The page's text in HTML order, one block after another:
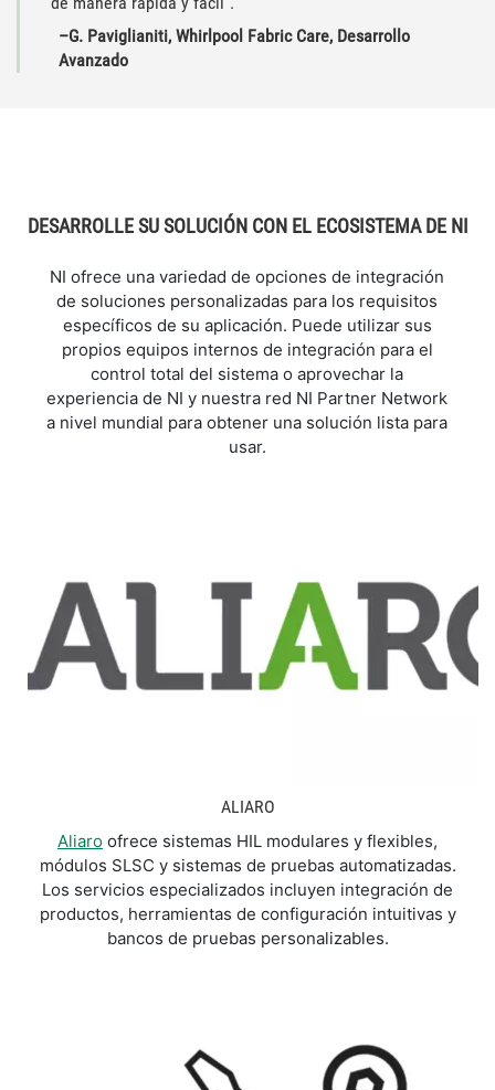
–G. Paviglianiti, Whirlpool Fabric Care, Desarrollo
Avanzado
DESARROLLE SU SOLUCIÓN CON EL ECOSISTEMA DE NI
NI ofrece una variedad de opciones de integración
de soluciones personalizadas para los requisitos
específicos de su aplicación. Puede utilizar sus
propios equipos internos de integración para el
control total del sistema o aprovechar la
experiencia de NI y nuestra red NI Partner Network
a nivel mundial para obtener una solución lista para
usar.
ALIARO
Aliaro ofrece sistemas HIL modulares y flexibles,
módulos SLSC y sistemas de pruebas automatizadas.
Los servicios especializados incluyen integración de
productos, herramientas de configuración intuitivas y
bancos de pruebas personalizables.